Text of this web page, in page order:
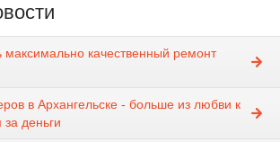
максимально качественный ремонт
в Архангельске - больше из любви к
деньги